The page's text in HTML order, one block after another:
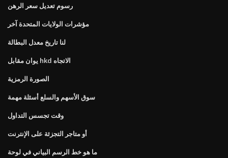
رسوم تعديل سعر الرهن
مؤشرات الولايات المتحدة آخر
لنا تاريخ معدل البطالة
يوان مقابل hkd الاتجاه
الصورة الرمزية
سوق الأسهم والسلع أسئلة مهمة
وقت تجسس التداول
أو متاجر التجزئة على الإنترنت
ما هو خط الرسم البياني في لوحة